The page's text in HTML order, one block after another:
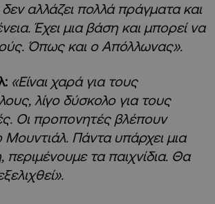
αλλάζει πολλά πράγματα και
Έχει μια βάση και μπορεί να
Όπως και ο Απόλλωνας».
«Είναι χαρά για τους
λίγο δύσκολο για τους
Οι προπονητές βλέπουν
Μουντιάλ. Πάντα υπάρχει μια
τα παιχνίδια. Θα